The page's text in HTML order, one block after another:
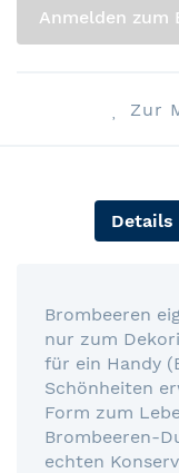
Anmelden zum
Zur
Details
Brombeeren
nur zum
für ein Handy
Schönheiten
Form zum
Brombeeren-
echten